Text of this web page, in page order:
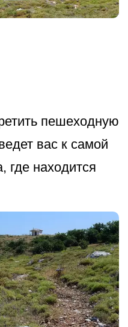
пешеходную
вас к самой
где находится